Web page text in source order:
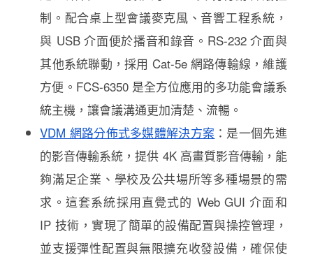
制。配合桌上型會議麥克風、音響工程系統，
與 USB 介面便於播音和錄音。RS-232 介面與
其他系統聯動，採用 Cat-5e 網路傳輸線，維護
方便。FCS-6350 是全方位應用的多功能會議系
統主機，讓會議溝通更加清楚、流暢。
VDM 網路分佈式多媒體解決方案 ：是一個先進
的影音傳輸系統，提供 4K 高畫質影音傳輸，能
夠滿足企業、學校及公共場所等多種場景的需
求。這套系統採用直覺式的 Web GUI 介面和
IP 技術，實現了簡單的設備配置與操控管理，
並支援彈性配置與無限擴充收發設備，確保使